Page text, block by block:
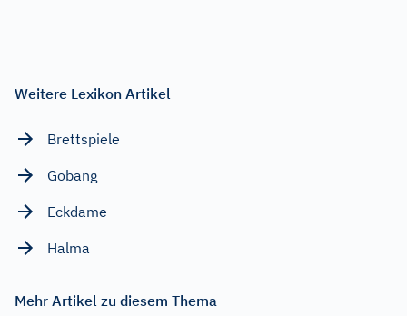
Weitere Lexikon Artikel
Brettspiele
Gobang
Eckdame
Halma
Mehr Artikel zu diesem Thema